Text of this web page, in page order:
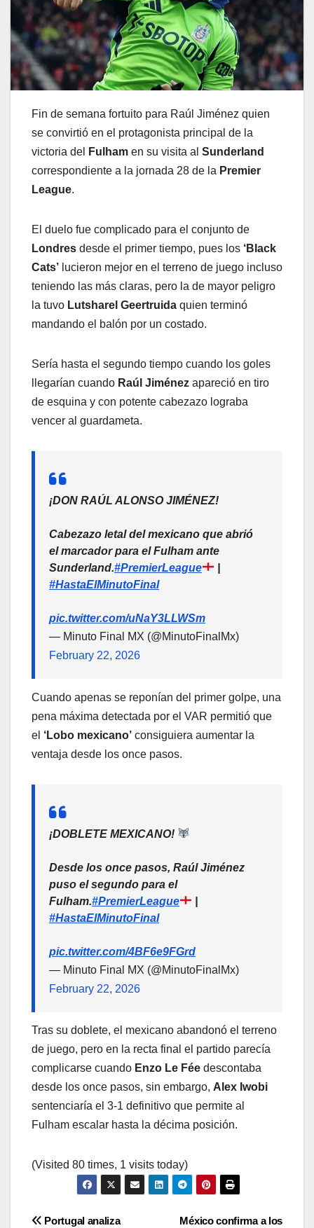
Fin de semana fortuito para Raúl Jiménez quien
se convirtió en el protagonista principal de la
victoria del
Fulham en su visita al Sunderland
correspondiente a la jornada 28 de la Premier
League.
El duelo fue complicado para el conjunto de
Londres desde el primer tiempo, pues los ‘Black
Cats’ lucieron mejor en el terreno de juego incluso
teniendo las más claras, pero la de mayor peligro
la tuvo Lutsharel Geertruida quien terminó
mandando el balón por un costado.
Sería hasta el segundo tiempo cuando los goles
llegarían cuando Raúl Jiménez apareció en tiro
de esquina y con potente cabezazo lograba
vencer al guardameta.
¡DON RAÚL ALONSO JIMÉNEZ!
Cabezazo letal del mexicano que abrió
el marcador para el Fulham ante
Sunderland.#PremierLeague
#HastaElMinutoFinal
pic.twitter.com/uNaY3LLWSm
— Minuto Final MX (@MinutoFinalMx)
February 22, 2026
Cuando apenas se reponían del primer golpe, una
pena máxima detectada por el VAR permitió que
el ‘Lobo mexicano’ consiguiera aumentar la
ventaja desde los once pasos.
¡DOBLETE MEXICANO!
Desde los once pasos, Raúl Jiménez
puso el segundo para el
Fulham.#PremierLeague
#HastaElMinutoFinal
pic.twitter.com/4BF6e9FGrd
— Minuto Final MX (@MinutoFinalMx)
February 22, 2026
Tras su doblete, el mexicano abandonó el terreno
de juego, pero en la recta final el partido parecía
complicarse cuando Enzo Le Fée descontaba
desde los once pasos, sin embargo, Alex Iwobi
sentenciaría el 3-1 definitivo que permite al
Fulham escalar hasta la décima posición.
(Visited 80 times, 1 visits today)
México confirma a los
Portugal analiza